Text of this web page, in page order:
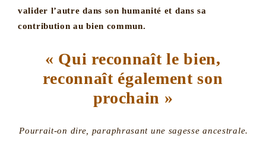
valider l’autre dans son humanité et dans sa
contribution au bien commun.
« Qui reconnaît le bien,
reconnaît également son
prochain »
Pourrait-on dire, paraphrasant une sagesse ancestrale.